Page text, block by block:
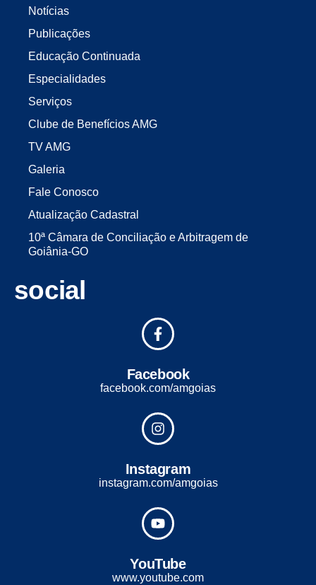
Notícias
Publicações
Educação Continuada
Especialidades
Serviços
Clube de Benefícios AMG
TV AMG
Galeria
Fale Conosco
Atualização Cadastral
10ª Câmara de Conciliação e Arbitragem de
Goiânia-GO
social
Facebook
facebook.com/amgoias
Instagram
instagram.com/amgoias
YouTube
www.youtube.com